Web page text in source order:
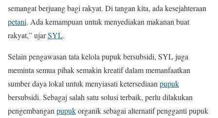
semangat berjuang bagi rakyat. Di tangan kita, ada kesejahteraan
petani. Ada kemampuan untuk menyediakan makanan buat
rakyat,” ujarSYL.
Selain pengawasan tata kelola pupuk bersubsidi, SYL juga
meminta semua pihak semakin kreatif dalam memanfaatkan
sumber daya lokal untuk menyiasati ketersediaan pupuk
bersubsidi. Sebagaj salah satu solusi terbaik, perlu dilakukan
pengembangan pupukorganik sebagai alternatif pengganti pupuk